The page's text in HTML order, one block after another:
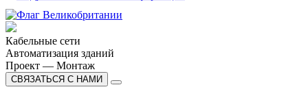
Кабельные сети
Автоматизация зданий
Проект — Монтаж
СВЯЗАТЬСЯ С НАМИ